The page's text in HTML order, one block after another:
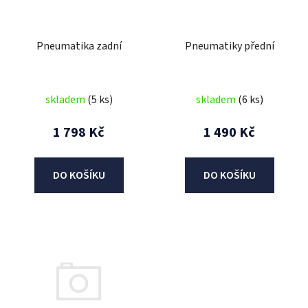
Pneumatika zadní
skladem (5 ks)
1 798 Kč
DO KOŠÍKU
Pneumatiky přední
skladem (6 ks)
1 490 Kč
DO KOŠÍKU